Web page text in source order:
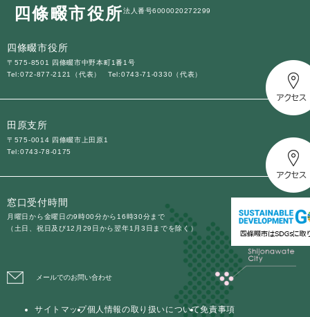
四條畷市役所法人番号6000020272299
四條畷市役所
〒575-8501 四條畷市中野本町1番1号
Tel:072-877-2121（代表）
Tel:0743-71-0330（代表）
田原支所
〒575-0014 四條畷市上田原1
Tel:0743-78-0175
窓口受付時間
月曜日から金曜日の9時00分から16時30分まで
（土日、祝日及び12月29日から翌年1月3日までを除く）
メールでのお問い合わせ
サイトマップ個人情報の取り扱いについて免責事項